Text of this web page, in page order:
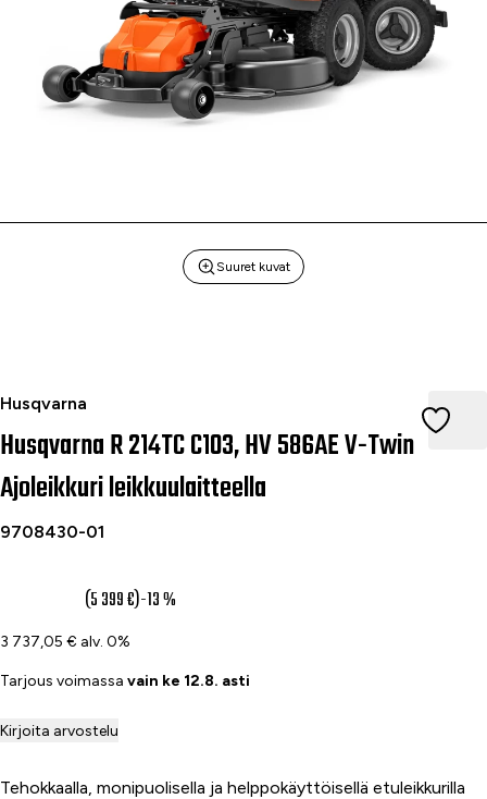
Suuret kuvat
Husqvarna
Husqvarna R 214TC C103, HV 586AE V-Twin Ajoleikkuri
Husqvarna R 214TC C103, HV 586AE V-Twin
Ajoleikkuri leikkuulaitteella
9708430-01
(5 399 €)-13 %
3 737,05 € alv. 0%
Tarjous voimassa vain ke 12.8. asti
Kirjoita arvostelu
Tehokkaalla, monipuolisella ja helppokäyttöisellä etuleikkurilla